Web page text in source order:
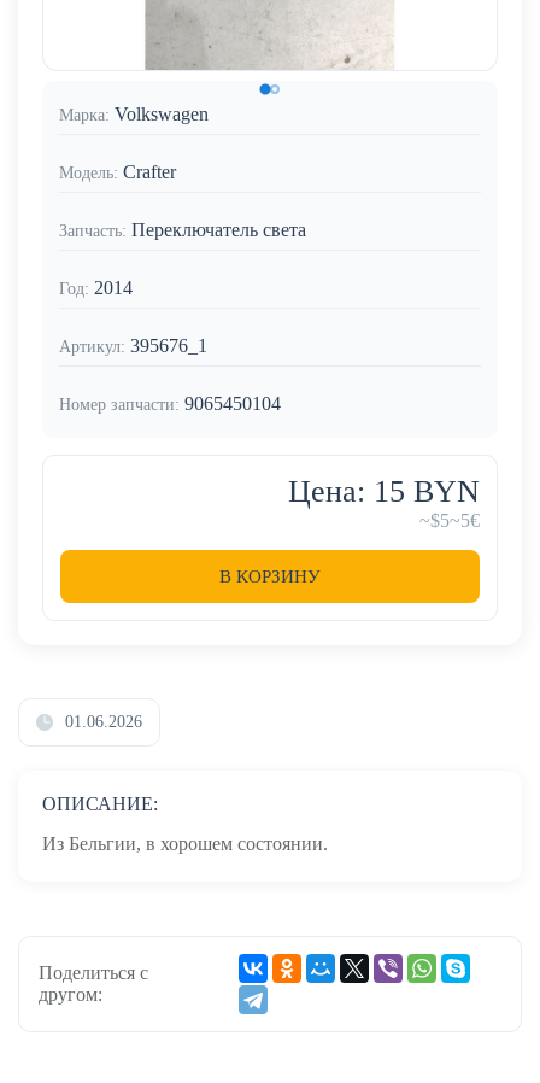
Марка: Volkswagen
Модель: Crafter
Запчасть: Переключатель света
Год: 2014
Артикул: 395676_1
Номер запчасти: 9065450104
Цена: 15 BYN
~$5~5€
В КОРЗИНУ
01.06.2026
ОПИСАНИЕ:
Из Бельгии, в хорошем состоянии.
Поделиться с
другом: